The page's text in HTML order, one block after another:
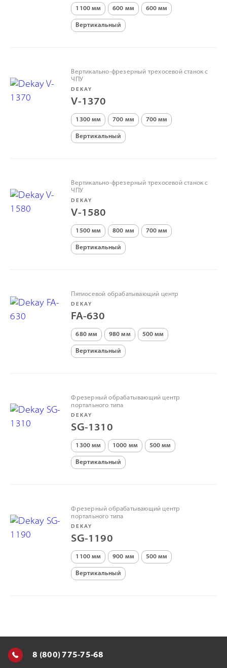
1100 мм 600 мм 600 мм
Вертикальный
Вертикально-фрезерный трехосевой станок с
ЧПУ
DEKAY
V-1370
1300 мм 700 мм 700 мм
Вертикальный
Вертикально-фрезерный трехосевой станок с
ЧПУ
DEKAY
V-1580
1500 мм 800 мм 700 мм
Вертикальный
Пятиосевой обрабатывающий центр
DEKAY
FA-630
680 мм 980 мм 500 мм
Вертикальный
Фрезерный обрабатывающий центр
портального типа
DEKAY
SG-1310
1300 мм 1000 мм 500 мм
Вертикальный
Фрезерный обрабатывающий центр
портального типа
DEKAY
SG-1190
1100 мм 900 мм 500 мм
Вертикальный
8 (800) 775-75-68